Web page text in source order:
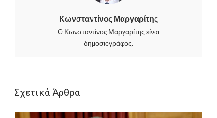
Κωνσταντίνος Μαργαρίτης
Ο Κωνσταντίνος Μαργαρίτης είναι
δημοσιογράφος.
Σχετικά Άρθρα